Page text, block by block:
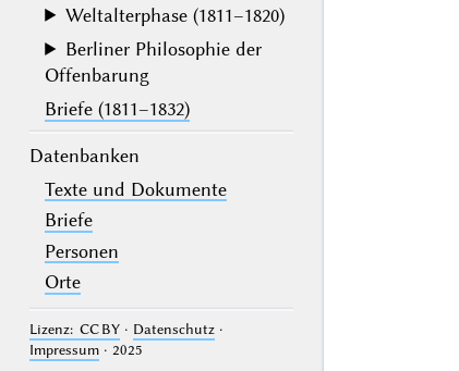
Weltalterphase (1811–1820)
Berliner Philosophie der
Offenbarung
Briefe (1811–1832)
Datenbanken
Texte und Dokumente
Briefe
Personen
Orte
Lizenz: CC BY· Datenschutz·
Impressum· 2025